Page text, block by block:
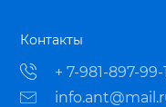
Контакты
+ 7-981-897-99-